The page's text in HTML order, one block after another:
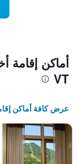
المخطط
1
محور
X
يعرض
أيام
الأسبوع.
يتضمن
المخطط
التالي
أماكن
VT
عرض كافة أماكن إقامة